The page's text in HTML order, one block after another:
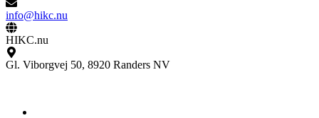
info@hikc.nu
HIKC.nu
Gl. Viborgvej 50, 8920 Randers NV